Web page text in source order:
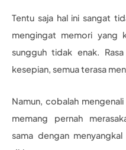
Tentu saja hal ini sangat
mengingat memori yang
sungguh tidak enak.
kesepian, semua terasa
Namun, cobalah
memang pernah
sama dengan